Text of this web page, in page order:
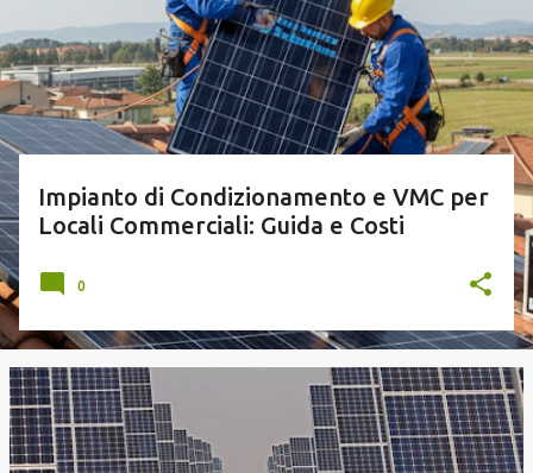
Impianto di Condizionamento e VMC per
Locali Commerciali: Guida e Costi
0